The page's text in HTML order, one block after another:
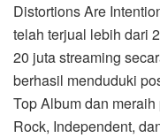
Distortions Are
telah terjual lebih dari
20 juta streaming
berhasil menduduki
Top Album dan
Rock, Independent,